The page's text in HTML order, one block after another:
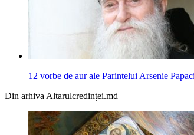
12 vorbe de aur ale Parintelui Arsenie
Din arhiva Altarulcredinței.md